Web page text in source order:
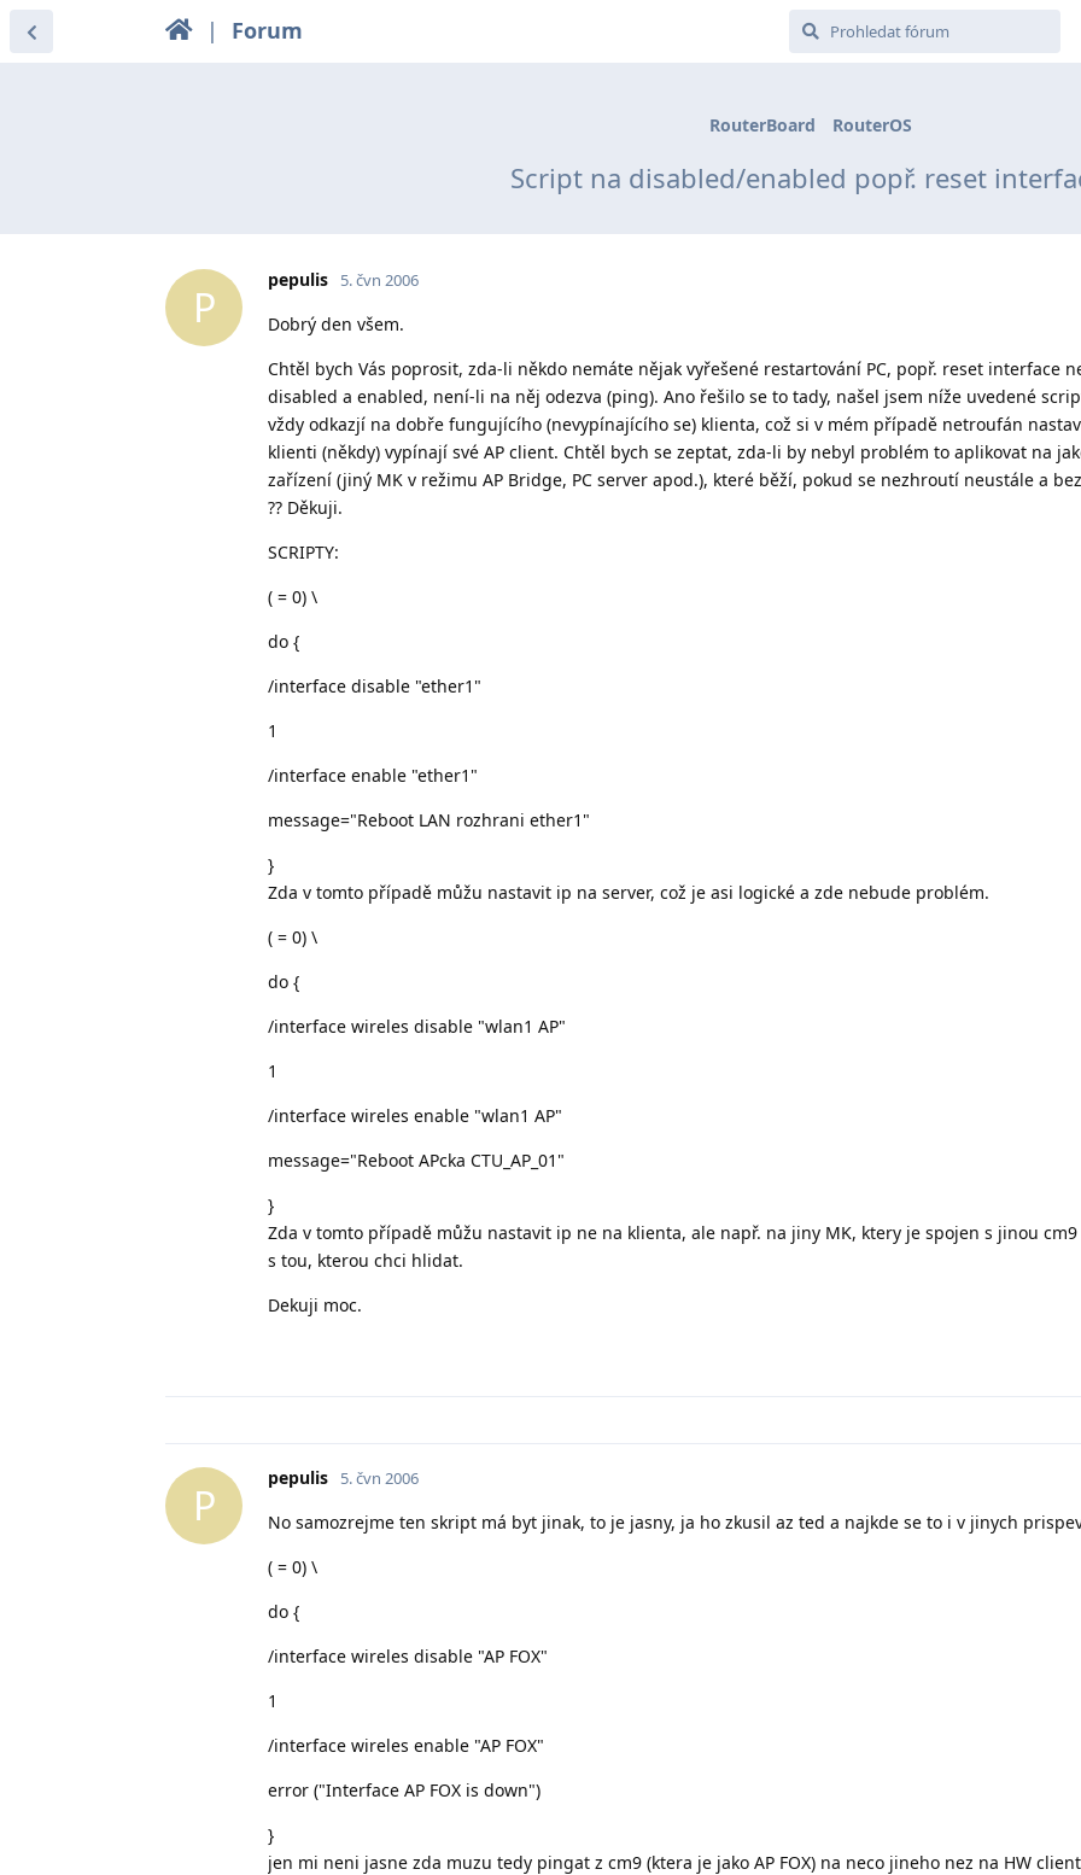
| Forum
RouterBoard RouterOS
Script na disabled/enabled popř. reset
P
pepulis 5. čvn 2006
Dobrý den všem.
Chtěl bych Vás poprosit, zda-li někdo nemáte nějak vyřešené restartování PC, popř. reset interface
disabled a enabled, není-li na něj odezva (ping). Ano řešilo se to tady, našel jsem níže uvedené
vždy odkazjí na dobře fungujícího (nevypínajícího se) klienta, což si v mém případě netroufán
klienti (někdy) vypínají své AP client. Chtěl bych se zeptat, zda-li by nebyl problém to aplikovat na
zařízení (jiný MK v režimu AP Bridge, PC server apod.), které běží, pokud se nezhroutí neustále a
?? Děkuji.
SCRIPTY:
( = 0) \
do {
/interface disable "ether1"
1
/interface enable "ether1"
message="Reboot LAN rozhrani ether1"
}
Zda v tomto případě můžu nastavit ip na server, což je asi logické a zde nebude problém.
( = 0) \
do {
/interface wireles disable "wlan1 AP"
1
/interface wireles enable "wlan1 AP"
message="Reboot APcka CTU_AP_01"
}
Zda v tomto případě můžu nastavit ip ne na klienta, ale např. na jiny MK, ktery je spojen s jinou
s tou, kterou chci hlidat.
Dekuji moc.
P
pepulis 5. čvn 2006
No samozrejme ten skript má byt jinak, to je jasny, ja ho zkusil az ted a najkde se to i v jinych
( = 0) \
do {
/interface wireles disable "AP FOX"
1
/interface wireles enable "AP FOX"
error ("Interface AP FOX is down")
}
jen mi neni jasne zda muzu tedy pingat z cm9 (ktera je jako AP FOX) na neco jineho nez na HW